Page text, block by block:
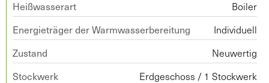
Heißwasserart
Boiler
Energieträger der Warmwasserbereitung
Individuell
Zustand
Neuwertig
Stockwerk
Erdgeschoss / 1 Stockwerk